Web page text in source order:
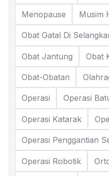
Menopause Musim
Obat Gatal Di
Obat Jantung Obat
Obat-Obatan
Operasi Operasi
Operasi Katarak
Operasi Penggantian
Operasi Robotik